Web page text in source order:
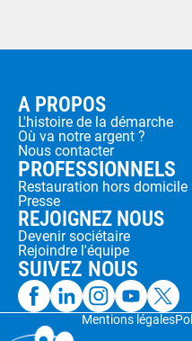
A PROPOS
L'histoire de la démarche
Où va notre argent ?
Nous contacter
PROFESSIONNELS
Restauration hors domicile
Presse
REJOIGNEZ NOUS
Devenir sociétaire
Rejoindre l'équipe
SUIVEZ NOUS
Mentions légales